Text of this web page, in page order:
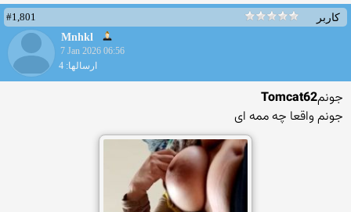
کاربر
#1,801
Mnhkl
7 Jan 2026 06:56
ارسالها: 4
جونمTomcat62
جونم واقعا چه ممه ای